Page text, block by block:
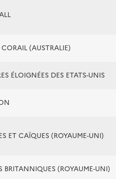
CORAIL (AUSTRALIE)
ÉLOIGNÉES DES ETATS-UNIS
ET CAÏQUES (ROYAUME-UNI)
BRITANNIQUES (ROYAUME-UNI)